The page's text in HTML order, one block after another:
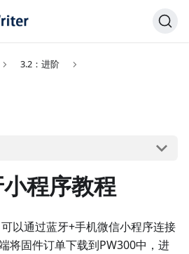
3.2：进阶
程序教程
以通过蓝牙+手机微信小程序连接
将固件订单下载到PW300中，进